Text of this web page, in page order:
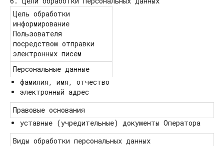
Цель обработки
информирование
Пользователя
посредством отправки
электронных писем
Персональные данные
фамилия, имя, отчество
электронный адрес
Правовые основания
уставные (учредительные) документы Оператора
Виды обработки персональных данных